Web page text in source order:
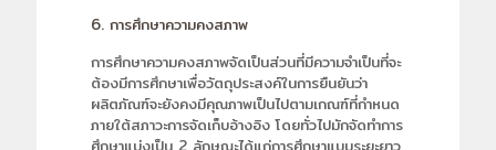
6. การศึกษาความคงสภาพ
การศึกษาความคงสภาพจัดเป็นส่วนที่มีความจำเป็นที่จะ
ต้องมีการศึกษาเพื่อวัตถุประสงค์ในการยืนยันว่า
ผลิตภัณฑ์จะยังคงมีคุณภาพเป็นไปตามเกณฑ์ที่กำหนด
ภายใต้สภาวะการจัดเก็บอ้างอิง โดยทั่วไปมักจัดทำการ